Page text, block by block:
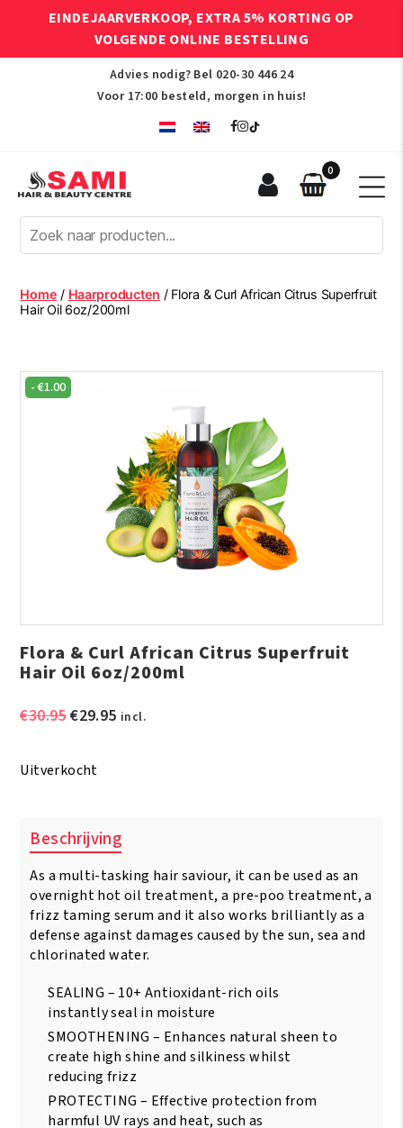
EINDEJAARVERKOOP, EXTRA 5% KORTING OP
VOLGENDE ONLINE BESTELLING
Advies nodig? Bel 020-30 446 24
Voor 17:00 besteld, morgen in huis!
Afro
Hair
Beauty
Centre
0
Home / Haarproducten / Flora & Curl African Citrus Superfruit
Hair Oil 6oz/200ml
-€1.00
Flora & Curl African Citrus Superfruit
Hair Oil 6oz/200ml
€30.95Oorspronkelijke
€30.95.
€29.95Huidige
incl.
Uitverkocht
Beschrijving
As a multi-tasking hair saviour, it can be used as an
overnight hot oil treatment, a pre-poo treatment, a
frizz taming serum and it also works brilliantly as a
defense against damages caused by the sun, sea and
chlorinated water.
SEALING – 10+ Antioxidant-rich oils
instantly seal in moisture
SMOOTHENING – Enhances natural sheen to
create high shine and silkiness whilst
reducing frizz
PROTECTING – Effective protection from
harmful UV rays and heat, such as